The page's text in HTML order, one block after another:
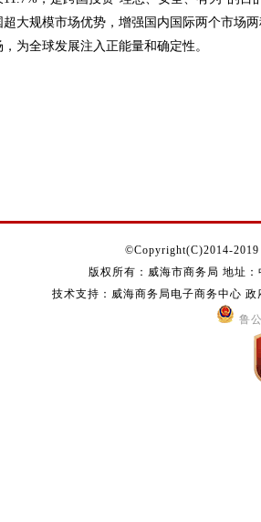
超大规模市场优势，增强国内国际两个市场
为全球发展注入正能量和确定性。
©Copyright(C)2014-
版权所有：威海市商务局 地址
技术支持：威海商务局电子商务中心
鲁